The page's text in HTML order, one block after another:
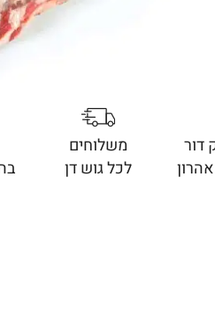
דור
משלוחים
לכל גוש דן